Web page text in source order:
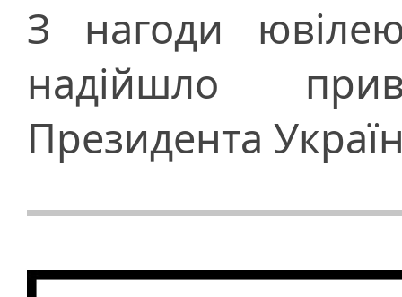
З нагоди
надійшло
Президента